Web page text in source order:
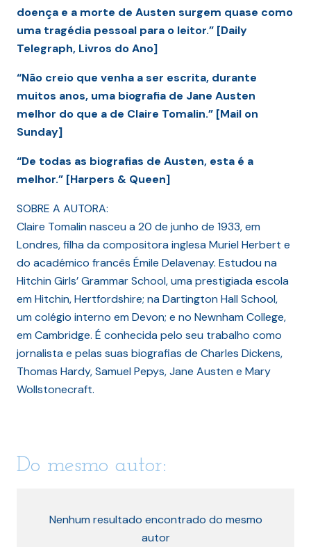
doença e a morte de Austen surgem quase como
uma tragédia pessoal para o leitor.” [Daily
Telegraph, Livros do Ano]
“Não creio que venha a ser escrita, durante
muitos anos, uma biografia de Jane Austen
melhor do que a de Claire Tomalin.” [Mail on
Sunday]
“De todas as biografias de Austen, esta é a
melhor.” [Harpers & Queen]
SOBRE A AUTORA:
Claire Tomalin nasceu a 20 de junho de 1933, em
Londres, filha da compositora inglesa Muriel Herbert e
do académico francês Émile Delavenay. Estudou na
Hitchin Girls’ Grammar School, uma prestigiada escola
em Hitchin, Hertfordshire; na Dartington Hall School,
um colégio interno em Devon; e no Newnham College,
em Cambridge. É conhecida pelo seu trabalho como
jornalista e pelas suas biografias de Charles Dickens,
Thomas Hardy, Samuel Pepys, Jane Austen e Mary
Wollstonecraft.
Do mesmo autor:
Nenhum resultado encontrado do mesmo
autor